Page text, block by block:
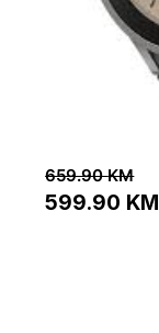
659.90KM
599.90 KM